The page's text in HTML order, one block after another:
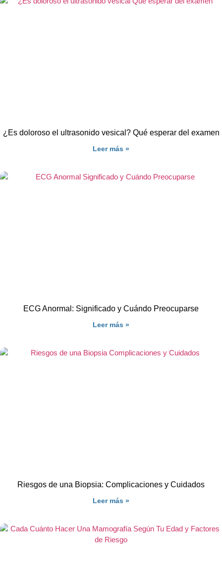
¿Es doloroso el ultrasonido vesical? Qué esperar del examen
Leer más »
ECG Anormal: Significado y Cuándo Preocuparse
Leer más »
Riesgos de una Biopsia: Complicaciones y Cuidados
Leer más »